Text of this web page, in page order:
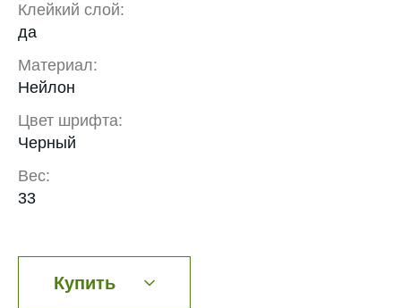
Клейкий слой:
да
Материал:
Нейлон
Цвет шрифта:
Черный
Вес:
33
Купить